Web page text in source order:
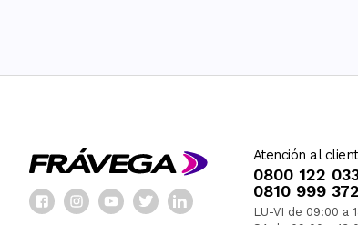
Atención al
0800 122
0810 999
LU-VI de 09:00 a